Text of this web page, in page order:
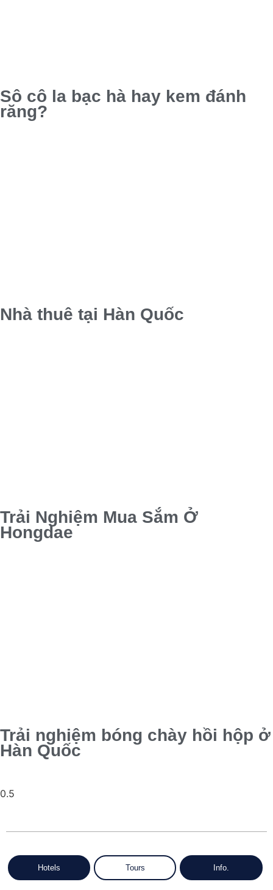
Sô cô la bạc hà hay kem đánh
răng?
Nhà thuê tại Hàn Quốc
Trải Nghiệm Mua Sắm Ở
Hongdae
Trải nghiệm bóng chày hồi hộp ở
Hàn Quốc
Hotels Tours Info.